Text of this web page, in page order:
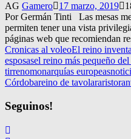
AG Gamero 17 marzo, 2019
Por Germán Tinti Las mesas
permiten tener una vista
páginas web que recomiendan
Cronicas al voleoEl reino
esposasel reino más pequeño
tirrenomonarquías europeas
Córdobareino de tavolara
Seguinos!